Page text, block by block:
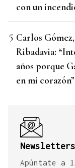
con un
Carlos
Ribadavia:
años porque
en mi corazón”
Apúntate a